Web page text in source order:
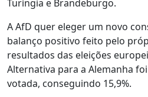
Turíngia e Brandeburgo.
A AfD quer eleger um novo
balanço positivo feito pelo
resultados das eleições
Alternativa para a Alemanha
votada, conseguindo 15,9%.